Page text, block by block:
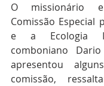
O missionário
Comissão Especial
e a Ecologia
comboniano
apresentou
comissão,